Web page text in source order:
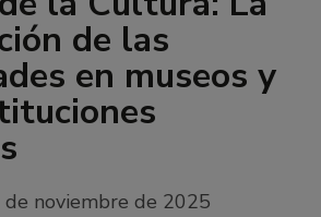
de las
en museos y
noviembre de 2025